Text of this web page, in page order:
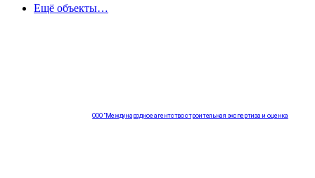
Ещё объекты…
ООО "Международное агентство строительная экспертиза и оценка